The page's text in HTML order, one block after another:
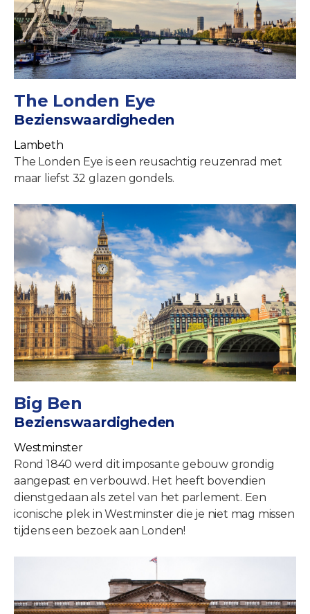
The Londen Eye
Bezienswaardigheden
Lambeth
The Londen Eye is een reusachtig reuzenrad met
maar liefst 32 glazen gondels.
Big Ben
Bezienswaardigheden
Westminster
Rond 1840 werd dit imposante gebouw grondig
aangepast en verbouwd. Het heeft bovendien
dienstgedaan als zetel van het parlement. Een
iconische plek in Westminster die je niet mag missen
tijdens een bezoek aan Londen!